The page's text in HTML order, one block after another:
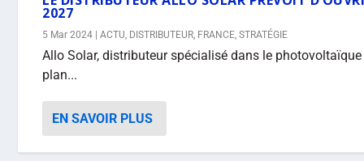
2027
5 Mar 2024 |ACTU, DISTRIBUTEUR, FRANCE,STRATÉGIE
Allo Solar, distributeur spécialisé dans le
plan...
EN SAVOIR PLUS